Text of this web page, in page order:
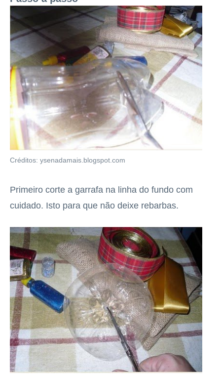
Créditos: ysenadamais.blogspot.com
Primeiro corte a garrafa na linha do fundo com
cuidado. Isto para que não deixe rebarbas.